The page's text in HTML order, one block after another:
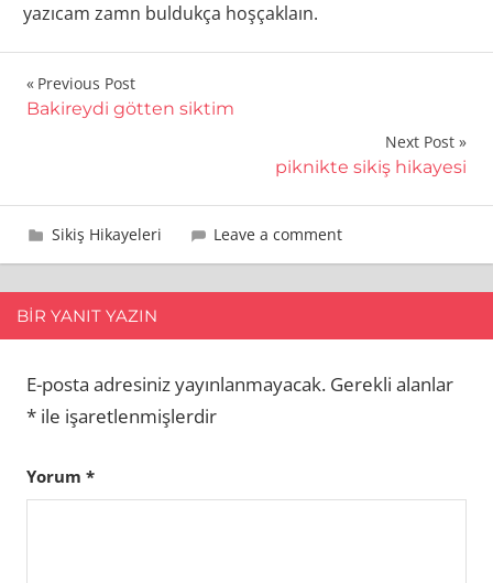
yazıcam zamn buldukça hoşçaklaın.
Yazı
gezinmesi
Previous Post
Bakireydi götten siktim
Next Post
piknikte sikiş hikayesi
12 Ocak 2015
sikici
Sikiş Hikayeleri Leave a comment
BIR YANIT YAZIN
E-posta adresiniz yayınlanmayacak. Gerekli alanlar
* ile işaretlenmişlerdir
Yorum *